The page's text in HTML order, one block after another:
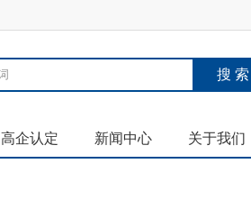
高企认定 新闻中心 关于我们